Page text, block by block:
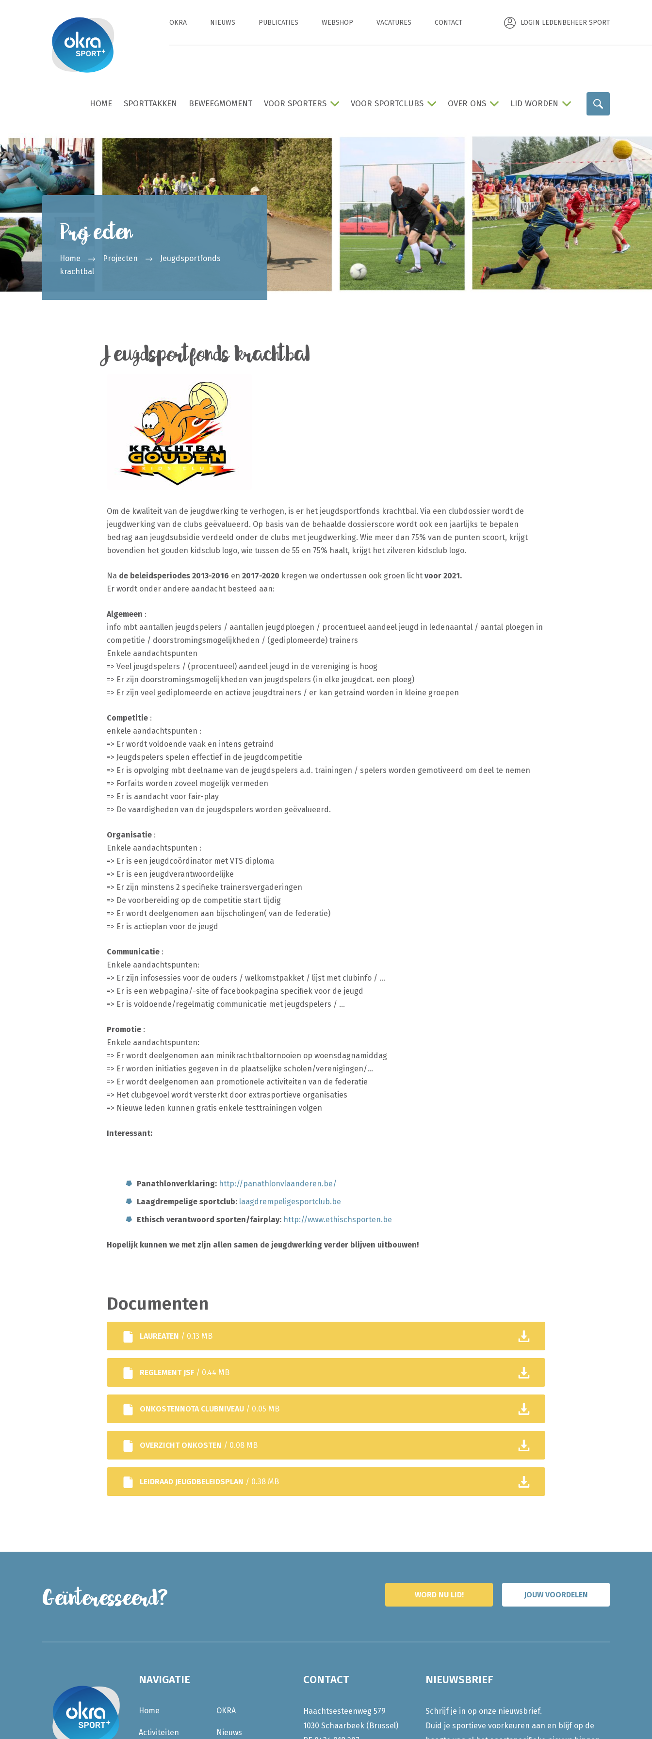
OKRA NIEUWS PUBLICATIES WEBSHOP VACATURES CONTACT LOGIN LEDENBEHEER SPORT
HOME SPORTTAKKEN BEWEEGMOMENT VOOR SPORTERS VOOR SPORTCLUBS OVER ONS LID WORDEN
Projecten
Home Projecten
Jeugdsportfonds
krachtbal
Jeugdsportfonds krachtbal
Om de kwaliteit van de jeugdwerking te verhogen, is er het jeugdsportfonds krachtbal. Via een clubdossier wordt de
jeugdwerking van de clubs geëvalueerd. Op basis van de behaalde dossierscore wordt ook een jaarlijks te bepalen
bedrag aan jeugdsubsidie verdeeld onder de clubs met jeugdwerking. Wie meer dan 75% van de punten scoort, krijgt
bovendien het gouden kidsclub logo, wie tussen de 55 en 75% haalt, krijgt het zilveren kidsclub logo.
Na de beleidsperiodes 2013-2016 en 2017-2020 kregen we ondertussen ook groen licht voor 2021.
Er wordt onder andere aandacht besteed aan:
Algemeen :
info mbt aantallen jeugdspelers / aantallen jeugdploegen / procentueel aandeel jeugd in ledenaantal / aantal ploegen in
competitie / doorstromingsmogelijkheden / (gediplomeerde) trainers
Enkele aandachtspunten
=> Veel jeugdspelers / (procentueel) aandeel jeugd in de vereniging is hoog
=> Er zijn doorstromingsmogelijkheden van jeugdspelers (in elke jeugdcat. een ploeg)
=> Er zijn veel gediplomeerde en actieve jeugdtrainers / er kan getraind worden in kleine groepen
Competitie :
enkele aandachtspunten :
=> Er wordt voldoende vaak en intens getraind
=> Jeugdspelers spelen effectief in de jeugdcompetitie
=> Er is opvolging mbt deelname van de jeugdspelers a.d. trainingen / spelers worden gemotiveerd om deel te nemen
=> Forfaits worden zoveel mogelijk vermeden
=> Er is aandacht voor fair-play
=> De vaardigheden van de jeugdspelers worden geëvalueerd.
Organisatie :
Enkele aandachtspunten :
=> Er is een jeugdcoördinator met VTS diploma
=> Er is een jeugdverantwoordelijke
=> Er zijn minstens 2 specifieke trainersvergaderingen
=> De voorbereiding op de competitie start tijdig
=> Er wordt deelgenomen aan bijscholingen( van de federatie)
=> Er is actieplan voor de jeugd
Communicatie :
Enkele aandachtspunten:
=> Er zijn infosessies voor de ouders / welkomstpakket / lijst met clubinfo / …
=> Er is een webpagina/-site of facebookpagina specifiek voor de jeugd
=> Er is voldoende/regelmatig communicatie met jeugdspelers / …
Promotie :
Enkele aandachtspunten:
=> Er wordt deelgenomen aan minikrachtbaltornooien op woensdagnamiddag
=> Er worden initiaties gegeven in de plaatselijke scholen/verenigingen/…
=> Er wordt deelgenomen aan promotionele activiteiten van de federatie
=> Het clubgevoel wordt versterkt door extrasportieve organisaties
=> Nieuwe leden kunnen gratis enkele testtrainingen volgen
Interessant:
Panathlonverklaring: http://panathlonvlaanderen.be/
Laagdrempelige sportclub: laagdrempeligesportclub.be
Ethisch verantwoord sporten/fairplay: http://www.ethischsporten.be
Hopelijk kunnen we met zijn allen samen de jeugdwerking verder blijven uitbouwen!
Documenten
LAUREATEN / 0.13 MB
REGLEMENT JSF / 0.44 MB
ONKOSTENNOTA CLUBNIVEAU / 0.05 MB
OVERZICHT ONKOSTEN / 0.08 MB
LEIDRAAD JEUGDBELEIDSPLAN / 0.38 MB
Geïnteresseerd? WORD NU LID! JOUW VOORDELEN
NAVIGATIE
Home
Activiteiten
OKRA
Nieuws
CONTACT
Haachtsesteenweg 579
1030 Schaarbeek (Brussel)
NIEUWSBRIEF
Schrijf je in op onze nieuwsbrief.
Duid je sportieve voorkeuren aan en blijf op de